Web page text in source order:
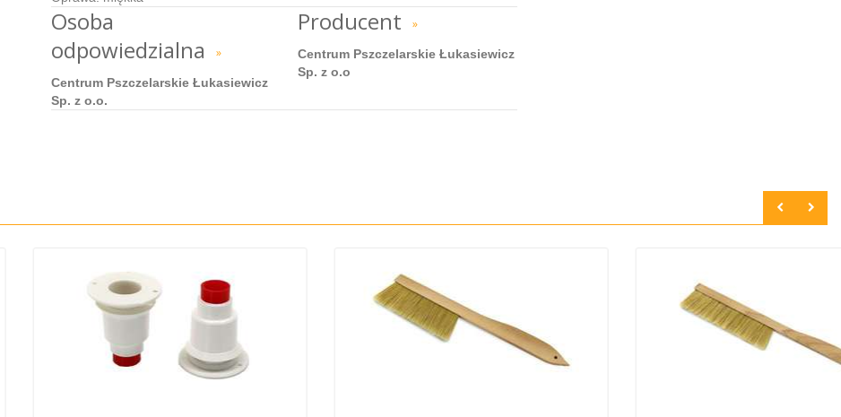
Osoba
odpowiedzialna
»
Centrum Pszczelarskie Łukasiewicz
Sp. z o.o.
Producent »
Centrum Pszczelarskie Łukasiewicz
Sp. z o.o